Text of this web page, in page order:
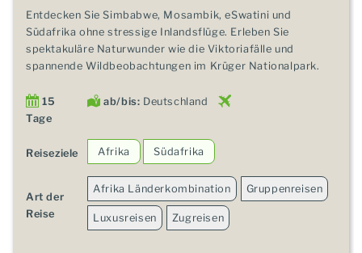
Entdecken Sie Simbabwe, Mosambik, eSwatini und
Südafrika ohne stressige Inlandsflüge. Erleben Sie
spektakuläre Naturwunder wie die Viktoriafälle und
spannende Wildbeobachtungen im Krüger Nationalpark.
15
Tage
ab/bis: Deutschland
Reiseziele Afrika Südafrika
Art der
Reise
Afrika Länderkombination Gruppenreisen
Luxusreisen Zugreisen